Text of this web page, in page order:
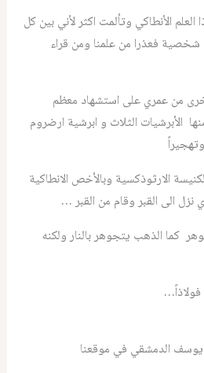
الأنطاكي وتألمت اكثر لأني بين كل
شخصية فعذرا من علمنا ومن قراء
من عمري على استشهاد معظم
الأبرشيات الثلاث و ابرشية ارضروم
الارثوذكسية وبالأخص الانطاكية
الى القبر وقام من القبر …
كما الذهب يتجوهر بالنار ولكنه
يوسف الدمشقي في موقعنا